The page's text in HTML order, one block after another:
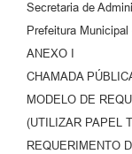
Secretaria de
Prefeitura
ANEXO I
CHAMADA
MODELO DE
(UTILIZAR PAPEL
REQUERIMENTO